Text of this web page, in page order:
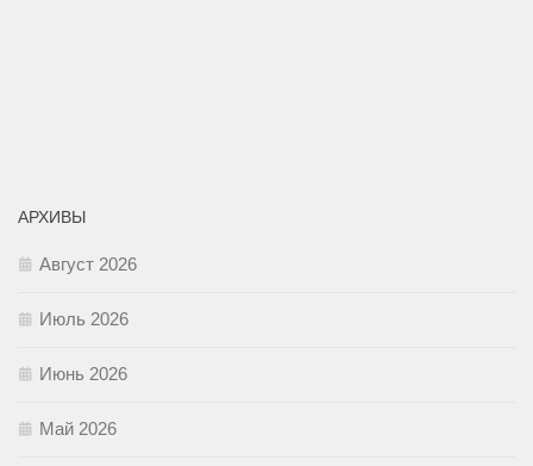
АРХИВЫ
Август 2026
Июль 2026
Июнь 2026
Май 2026